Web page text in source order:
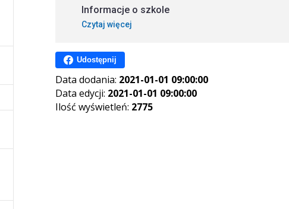
Informacje o szkole
Czytaj więcej
Udostępnij
Data dodania: 2021-01-01 09:00:00
Data edycji: 2021-01-01 09:00:00
Ilość wyświetleń: 2775